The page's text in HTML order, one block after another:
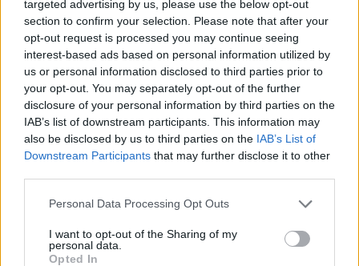
targeted advertising by us, please use the below opt-out
section to confirm your selection. Please note that after your
opt-out request is processed you may continue seeing
interest-based ads based on personal information utilized by
us or personal information disclosed to third parties prior to
your opt-out. You may separately opt-out of the further
disclosure of your personal information by third parties on the
IAB’s list of downstream participants. This information may
also be disclosed by us to third parties on the IAB’s List of
Downstream Participants that may further disclose it to other
Personal Data Processing Opt Outs
I want to opt-out of the Sharing of my
personal data.
Opted In
víz, csak víz legyen” |
Holnapután
Greendex 55:58
az
Greendex